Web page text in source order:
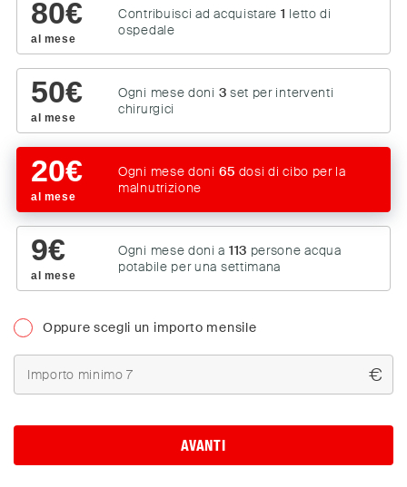
9€
al mese
Ogni mese doni a 113 persone acqua
potabile per una settimana
20€
al mese
Ogni mese doni 65 dosi di cibo per la
malnutrizione
50€
al mese
Ogni mese doni 3 set per interventi
chirurgici
80€
al mese
Contribuisci ad acquistare 1 letto di
ospedale
Oppure scegli un importo mensile
€
AVANTI